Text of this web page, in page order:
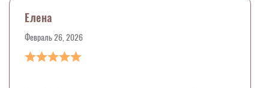
Елена
Февраль 26, 2026